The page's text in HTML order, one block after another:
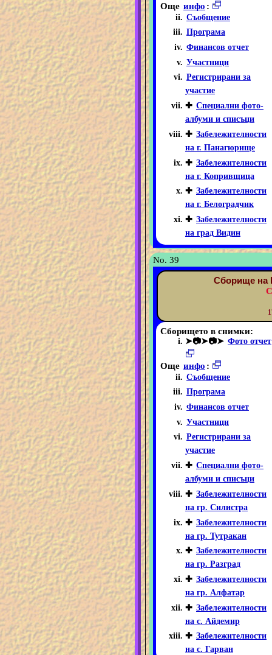
Още инфо :
Съобщение
Програма
Финансов отчет
Участници
Регистрирани за
участие
✚ Специални фото-
албуми и списъци
✚ Забележителности
на г. Панагюрище
✚ Забележителности
на г. Копривщица
✚ Забележителности
на г. Белоградчик
✚ Забележителности
на град Видин
No. 39
Сборище на
Сборището в снимки:
➤📷➤📷➤ Фото отчет
Още инфо :
Съобщение
Програма
Финансов отчет
Участници
Регистрирани за
участие
✚ Специални фото-
албуми и списъци
✚ Забележителности
на гр. Силистра
✚ Забележителности
на гр. Тутракан
✚ Забележителности
на гр. Разград
✚ Забележителности
на гр. Алфатар
✚ Забележителности
на с. Айдемир
✚ Забележителности
на с. Гарван